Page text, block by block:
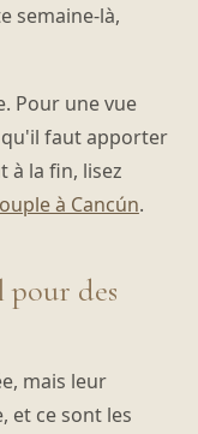
semaine-là,
Pour une vue
qu'il faut apporter
à la fin, lisez
à Cancún.
pour des
mais leur
et ce sont les